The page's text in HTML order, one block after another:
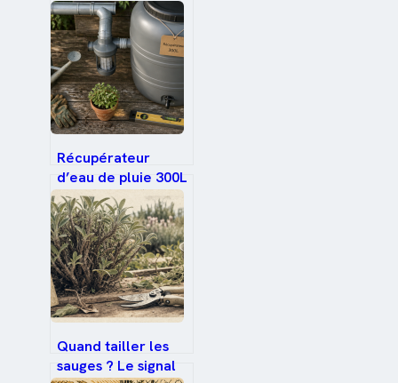
et les bons réflexes
pour l’hiver
Récupérateur
d’eau de pluie 300L
: le choix idéal pour
arroser 50 m² sans
gaspiller
Quand tailler les
sauges ? Le signal